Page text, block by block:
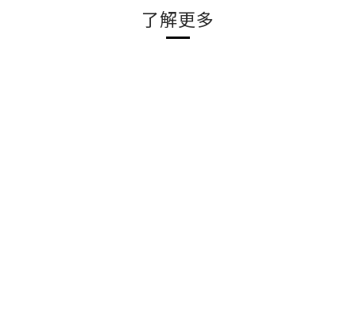
了解更多